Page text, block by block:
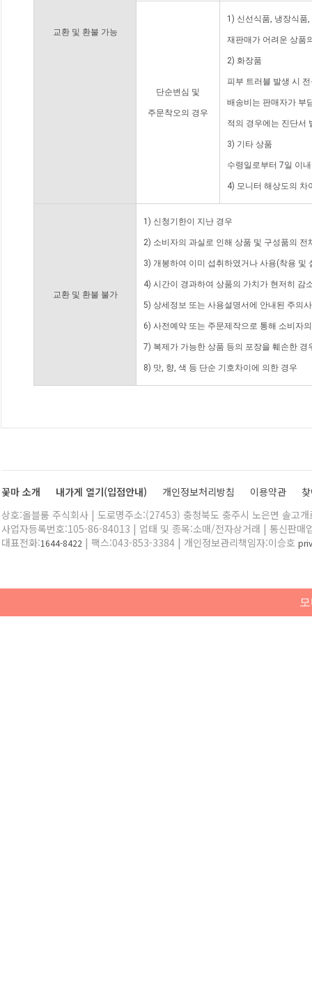
교환 및 환불 가능
단순변심 및
주문착오의 경우
1) 신선식품, 냉장식품
재판매가 어려운 상품
2) 화장품
피부 트러블 발생 시
배송비는 판매자가 부
적의 경우에는 진단서
3) 기타 상품
수령일로부터 7일 이
4) 모니터 해상도의 차
교환 및 환불 불가
1) 신청기한이 지난 경우
2) 소비자의 과실로 인해 상품 및 구성품의
3) 개봉하여 이미 섭취하였거나 사용(착용 및
4) 시간이 경과하여 상품의 가치가 현저히 감
5) 상세정보 또는 사용설명서에 안내된 주의
6) 사전예약 또는 주문제작으로 통해 소비자
7) 복제가 가능한 상품 등의 포장을 훼손한 경
8) 맛, 향, 색 등 단순 기호차이에 의한 경우
꽃마 소개 내가게 열기(입점안내) 개인정보처리방침 이용약관
상호:올블룸 주식회사 | 도로명주소:(27453) 충청북도 충주시 노은면 솔고
사업자등록번호:105-86-84013 | 업태 및 종목:소매/전자상거래 | 통신판매
대표전화:1644-8422 | 팩스:043-853-3384 | 개인정보관리책임자:이승호